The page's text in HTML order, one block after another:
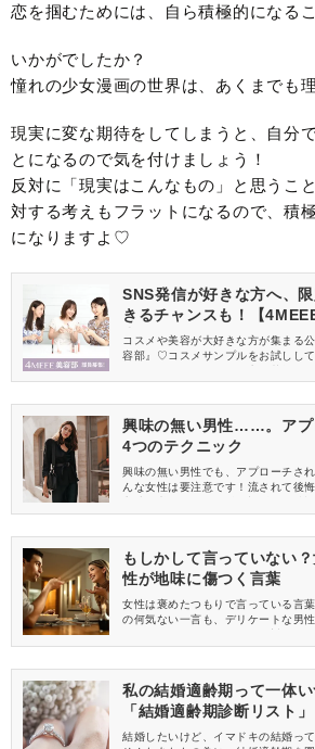
恋を掴むためには、自ら積極的になる
いかがでしたか？
憧れの少女漫画の世界は、あくまでも理
現実に変な期待をしてしまうと、自分
とになるので気を付けましょう！
反対に「現実はこんなもの」と思うこ
対する考えもフラットになるので、積
になりますよ♡
SNS発信が好きな方へ、
きるチャンスも！【
中
コスメや美容が大好きな方が集まる
容部』♡コスメサンプルをお試しして
興味の無い男性……。アプ
4つのテクニック
興味の無い男性でも、アプローチさ
んな女性は要注意です！流されて後
るテクニックを身に着け、ご自身の
もしかして言っていない
性が地味に傷つく言葉
女性は褒めたつもりで言っている言
の何気ない一言も、デリケートな男
が地味に傷つく言葉を知って、言わ
私の結婚適齢期って一体
「結婚適齢期診断リスト」
結婚したいけど、イマドキの結婚っ